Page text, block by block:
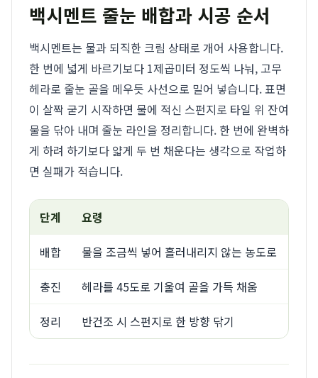
백시멘트 줄눈 배합과 시공 순서
백시멘트는 물과 되직한 크림 상태로 개어 사용합니다.
한 번에 넓게 바르기보다 1제곱미터 정도씩 나눠, 고무
헤라로 줄눈 골을 메우듯 사선으로 밀어 넣습니다. 표면
이 살짝 굳기 시작하면 물에 적신 스펀지로 타일 위 잔여
물을 닦아 내며 줄눈 라인을 정리합니다. 한 번에 완벽하
게 하려 하기보다 얇게 두 번 채운다는 생각으로 작업하
면 실패가 적습니다.
단계 요령
배합 물을 조금씩 넣어 흘러내리지 않는 농도로
충진 헤라를 45도로 기울여 골을 가득 채움
정리 반건조 시 스펀지로 한 방향 닦기